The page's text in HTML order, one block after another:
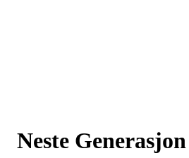
Neste